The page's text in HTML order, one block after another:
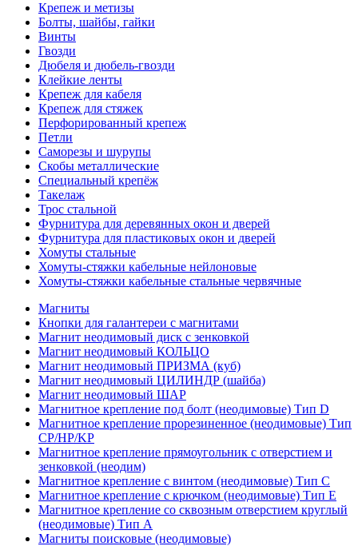
Крепеж и метизы
Болты, шайбы, гайки
Винты
Гвозди
Дюбеля и дюбель-гвозди
Клейкие ленты
Крепеж для кабеля
Крепеж для стяжек
Перфорированный крепеж
Петли
Саморезы и шурупы
Скобы металлические
Специальный крепёж
Такелаж
Трос стальной
Фурнитура для деревянных окон и дверей
Фурнитура для пластиковых окон и дверей
Хомуты стальные
Хомуты-стяжки кабельные нейлоновые
Хомуты-стяжки кабельные стальные червячные
Магниты
Кнопки для галантереи с магнитами
Магнит неодимовый диск с зенковкой
Магнит неодимовый КОЛЬЦО
Магнит неодимовый ПРИЗМА (куб)
Магнит неодимовый ЦИЛИНДР (шайба)
Магнит неодимовый ШАР
Магнитное крепление под болт (неодимовые) Тип D
Магнитное крепление прорезиненное (неодимовые) Тип
CP/HP/KP
Магнитное крепление прямоугольник с отверстием и
зенковкой (неодим)
Магнитное крепление с винтом (неодимовые) Тип С
Магнитное крепление с крючком (неодимовые) Тип Е
Магнитное крепление со сквозным отверстием круглый
(неодимовые) Тип А
Магниты поисковые (неодимовые)